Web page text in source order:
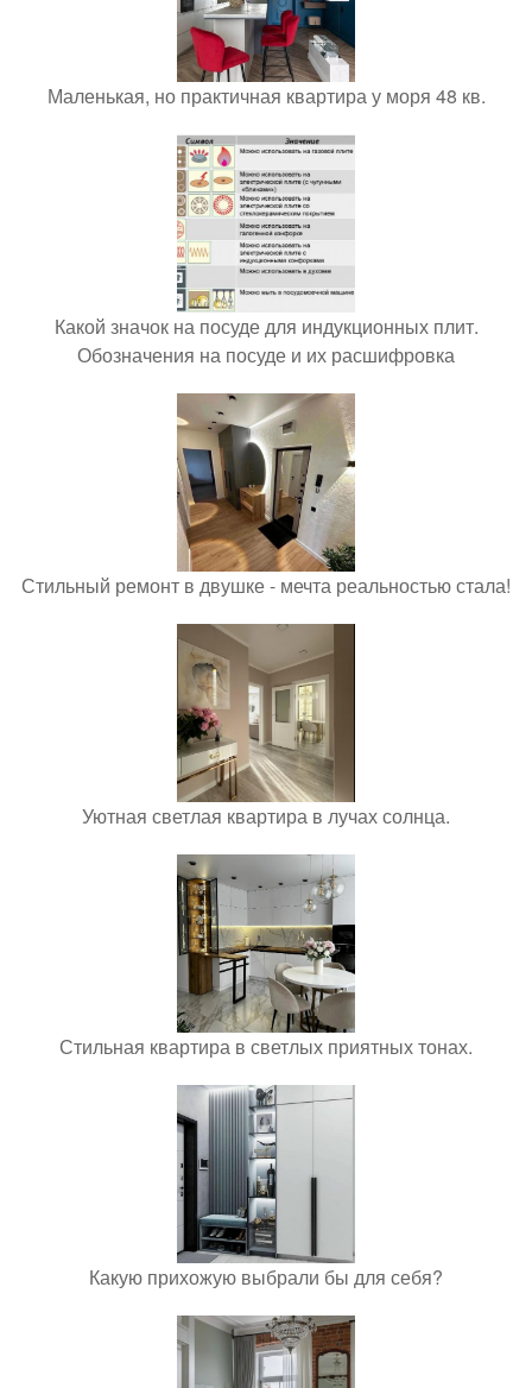
Маленькая, но практичная квартира у моря 48 кв.
Какой значок на посуде для индукционных плит.
Обозначения на посуде и их расшифровка
Стильный ремонт в двушке - мечта реальностью стала!
Уютная светлая квартира в лучах солнца.
Стильная квартира в светлых приятных тонах.
Какую прихожую выбрали бы для себя?